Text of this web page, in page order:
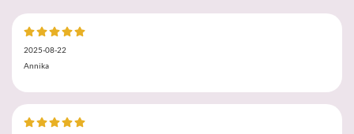
2025-08-22
Annika